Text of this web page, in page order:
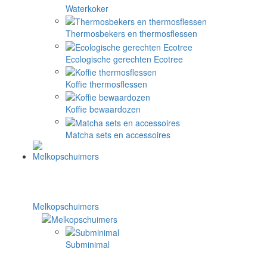
Waterkoker
Thermosbekers en thermosflessen
Ecologische gerechten Ecotree
Koffie thermosflessen
Koffie bewaardozen
Matcha sets en accessoires
Melkopschuimers
Subminimal